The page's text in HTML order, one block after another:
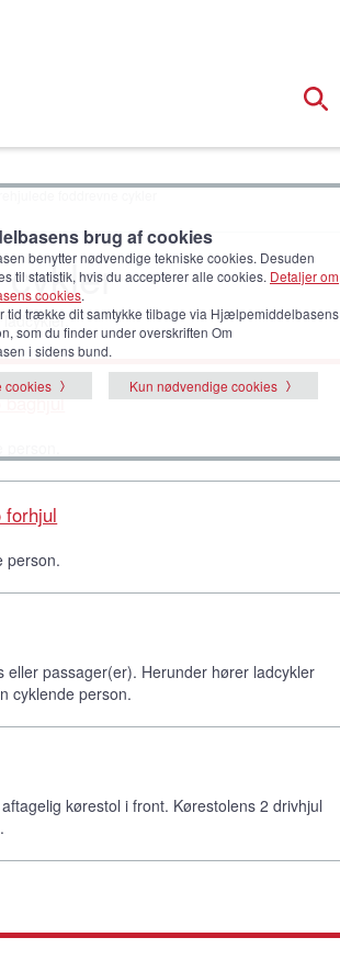
baghjul
forhjul
person.
passager(er). Herunder hører ladcykler
cyklende person.
kørestol i front. Kørestolens 2 drivhjul
brug af cookies
benytter nødvendige tekniske cookies. Desuden
til statistik, hvis du accepterer alle cookies. Detaljer om
cookies.
tid trække dit samtykke tilbage via Hjælpemiddelbasens
som du finder under overskriften Om
i sidens bund.
cookies
Kun nødvendige cookies